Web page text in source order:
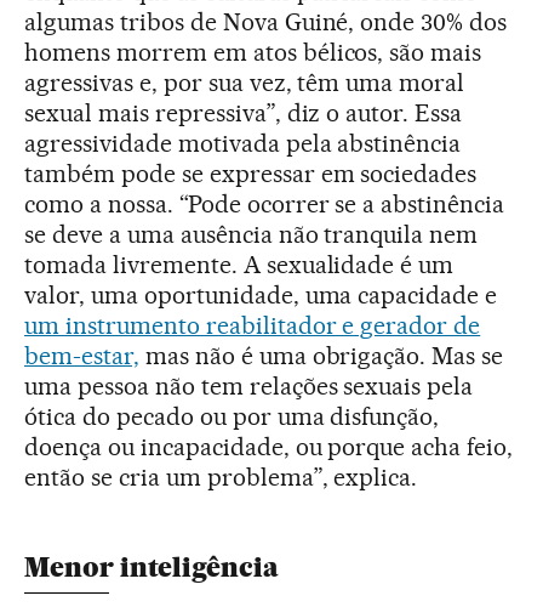
algumas tribos de Nova Guiné, onde 30% dos
homens morrem em atos bélicos, são mais
agressivas e, por sua vez, têm uma moral
sexual mais repressiva”, diz o autor. Essa
agressividade motivada pela abstinência
também pode se expressar em sociedades
como a nossa. “Pode ocorrer se a abstinência
se deve a uma ausência não tranquila nem
tomada livremente. A sexualidade é um
valor, uma oportunidade, uma capacidade e
um instrumento reabilitador e gerador de
bem-estar, mas não é uma obrigação. Mas se
uma pessoa não tem relações sexuais pela
ótica do pecado ou por uma disfunção,
doença ou incapacidade, ou porque acha feio,
então se cria um problema”, explica.
Menor inteligência